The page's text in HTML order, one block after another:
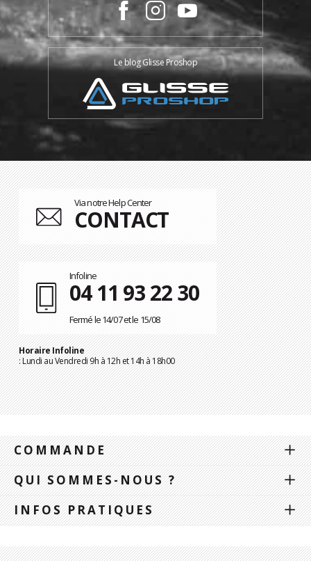
Le blog Glisse Proshop
Via notre Help Center
CONTACT
Infoline
04 11 93 22 30
Fermé le 14/07 et le 15/08
Horaire Infoline
: Lundi au Vendredi 9h à 12h et 14h à 18h00
COMMANDE
QUI SOMMES-NOUS ?
INFOS PRATIQUES